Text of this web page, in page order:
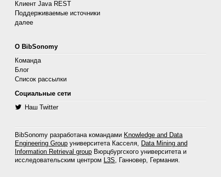
Клиент Java REST
Поддерживаемые источники
далее
О BibSonomy
Команда
Блог
Список рассылки
Социальные сети
Наш Twitter
BibSonomy разработана командами Knowledge and Data
Engineering Group университета Касселя, Data Mining and
Information Retrieval group Вюрцбургского университета и
исследовательским центром L3S, Ганновер, Германия.